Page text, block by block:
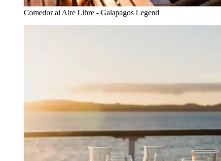
Comedor al Aire Libre - Galapagos Legend